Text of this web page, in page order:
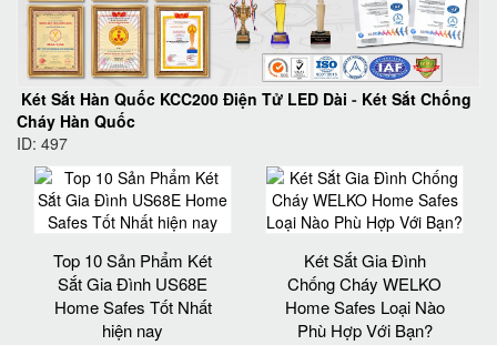
Két Sắt Hàn Quốc KCC200 Điện Tử LED Dài - Két Sắt Chống
Cháy Hàn Quốc
ID: 497
Top 10 Sản Phẩm Két
Sắt Gia Đình US68E
Home Safes Tốt Nhất
hiện nay
Két Sắt Gia Đình
Chống Cháy WELKO
Home Safes Loại Nào
Phù Hợp Với Bạn?